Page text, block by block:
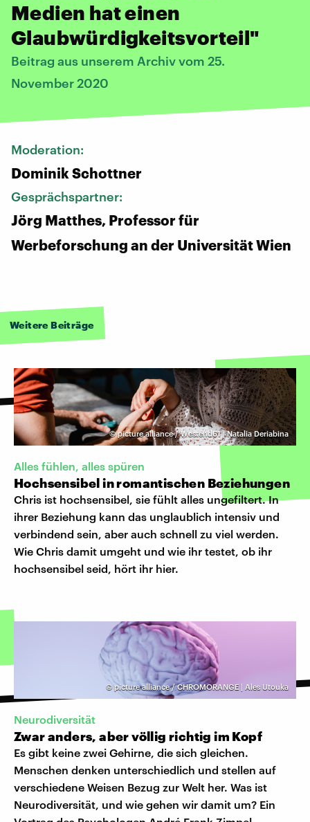
Medien hat einen
Glaubwürdigkeitsvorteil"
Beitrag aus unserem Archiv vom 25.
November 2020
Moderation:
Dominik Schottner
Gesprächspartner:
Jörg Matthes, Professor für
Werbeforschung an der Universität Wien
Weitere Beiträge
©picture alliance / Westend61 | Natalia Deriabina
Alles fühlen, alles spüren
Hochsensibel in romantischen Beziehungen
Chris ist hochsensibel, sie fühlt alles ungefiltert. In
ihrer Beziehung kann das unglaublich intensiv und
verbindend sein, aber auch schnell zu viel werden.
Wie Chris damit umgeht und wie ihr testet, ob ihr
hochsensibel seid, hört ihr hier.
©picture alliance / CHROMORANGE | Ales Utouka
Neurodiversität
Zwar anders, aber völlig richtig im Kopf
Es gibt keine zwei Gehirne, die sich gleichen.
Menschen denken unterschiedlich und stellen auf
verschiedene Weisen Bezug zur Welt her. Was ist
Neurodiversität, und wie gehen wir damit um? Ein